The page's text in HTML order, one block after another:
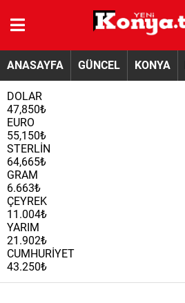
ANASAYFA GÜNCEL KONYA
DOLAR
47,850₺
EURO
55,150₺
STERLİN
64,665₺
GRAM
6.663₺
ÇEYREK
11.004₺
YARIM
21.902₺
CUMHURİYET
43.250₺